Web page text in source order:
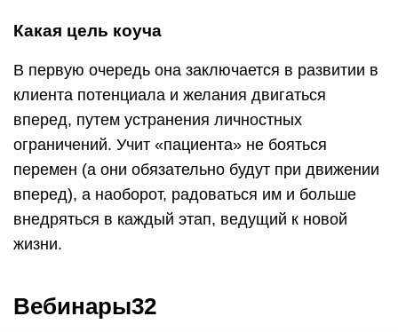
Какая цель коуча
В первую очередь она заключается в развитии в
клиента потенциала и желания двигаться
вперед, путем устранения личностных
ограничений. Учит «пациента» не бояться
перемен (а они обязательно будут при движении
вперед), а наоборот, радоваться им и больше
внедряться в каждый этап, ведущий к новой
жизни.
Вебинары32